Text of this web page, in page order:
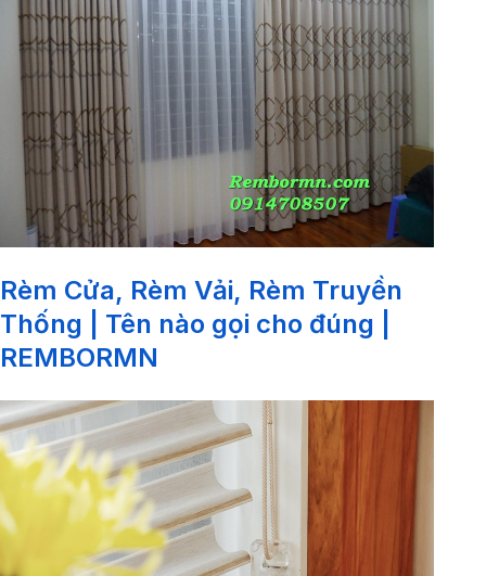
Rèm Cửa, Rèm Vải, Rèm Truyền
Thống | Tên nào gọi cho đúng |
REMBORMN